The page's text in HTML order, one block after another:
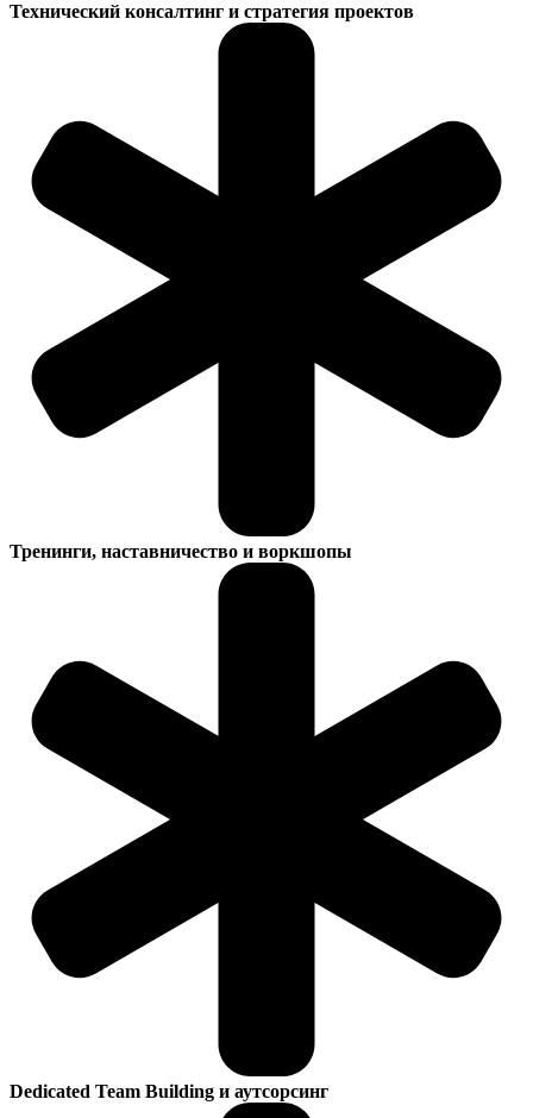
Технический консалтинг и стратегия проектов
Тренинги, наставничество и воркшопы
Dedicated Team Building и аутсорсинг